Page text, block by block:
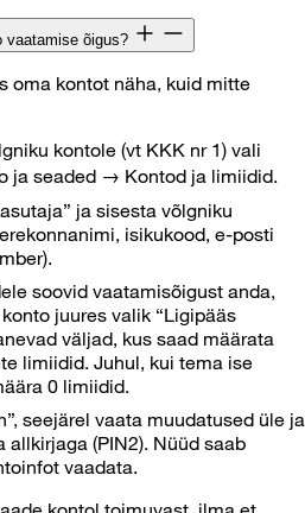
vaatamise õigus?
oma kontot näha, kuid mitte
kontole (vt KKK nr 1) vali
ja seaded → Kontod ja limiidid.
ja sisesta võlgniku
isikukood, e-posti
soovid vaatamisõigust anda,
juures valik “Ligipääs
väljad, kus saad määrata
limiidid. Juhul, kui tema ise
0 limiidid.
seejärel vaata muudatused üle ja
(PIN2). Nüüd saab
vaadata.